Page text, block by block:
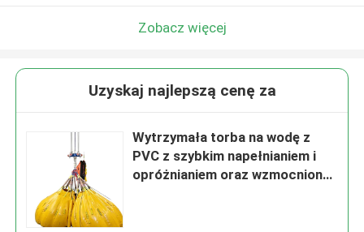
Zobacz więcej
Uzyskaj najlepszą cenę za
Wytrzymała torba na wodę z
PVC z szybkim napełnianiem i
opróżnianiem oraz wzmocnioną